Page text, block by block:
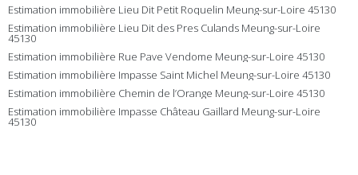
Estimation immobilière Lieu Dit Petit Roquelin Meung-sur-Loire 45130
Estimation immobilière Lieu Dit des Pres Culands Meung-sur-Loire
45130
Estimation immobilière Rue Pave Vendome Meung-sur-Loire 45130
Estimation immobilière Impasse Saint Michel Meung-sur-Loire 45130
Estimation immobilière Chemin de l’Orange Meung-sur-Loire 45130
Estimation immobilière Impasse Château Gaillard Meung-sur-Loire
45130